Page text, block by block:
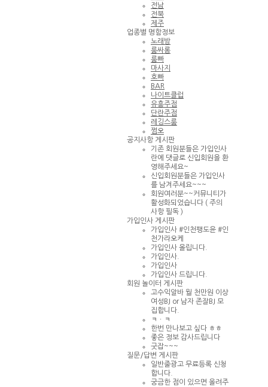
전남
전북
제주
업종별 명함정보
노래방
룸싸롱
룸빠
마사지
호빠
BAR
나이트클럽
유흥주점
단란주점
레깅스룸
쩜오
공지사항 게시판
기존 회원분들은 가입인사
란에 댓글로 신입회원을 환
영해주세요~
신입회원분들은 가입인사
를 남겨주세요~~~
회원여러분~~커뮤니티가
활성화되었습니다 ( 주의
사항 필독 )
가입인사 게시판
가입인사 #인천팽도윤 #인
천가라오케
가입인사 올립니다.
가입인사.
가입인사
가입인사 드립니다.
회원 놀이터 게시판
고수익알바 월 천만원 이상
여성BJ or 남자 존잘BJ 모
집합니다.
ㅋㆍㅋ
한번 만나보고 싶다 ㅎㅎ
좋은 정보 감사드립니다
굿잡~~~
질문/답변 게시판
일반줄광고 무료등록 신청
합니다.
궁금한 점이 있으면 올려주